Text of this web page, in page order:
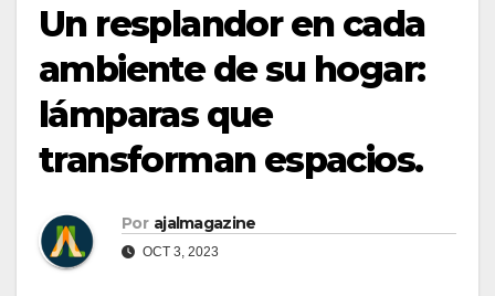
Un resplandor en cada
ambiente de su hogar:
lámparas que
transforman espacios.
Por ajalmagazine
OCT 3, 2023